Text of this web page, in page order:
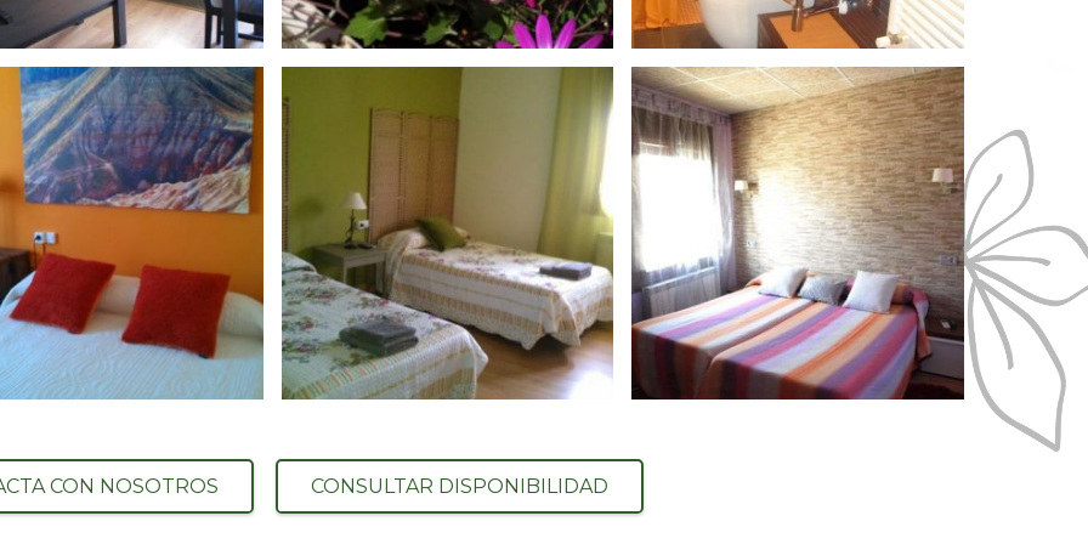
CON NOSOTROS CONSULTAR DISPONIBILIDAD